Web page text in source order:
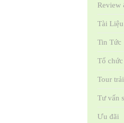
Review
Tài Liệu
Tin Tức
Tổ
Tour
Tư vấn
Ưu đãi